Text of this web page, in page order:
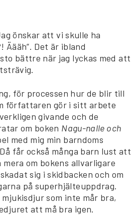
önskar att vi skulle ha
Äääh”. Det är ibland
bättre när jag lyckas med att
för processen hur de blir till
författaren gör i sitt arbete
givande och de
om boken Nagu-nalle och
med mig min barndoms
får också många barn lust att
om bokens allvarligare
sig i skidbacken och om
på superhjälteuppdrag.
som inte mår bra,
att må bra igen.